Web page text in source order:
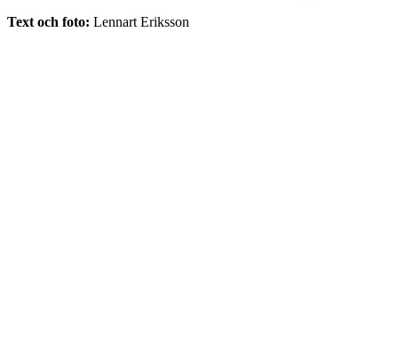
Text och foto: Lennart Eriksson